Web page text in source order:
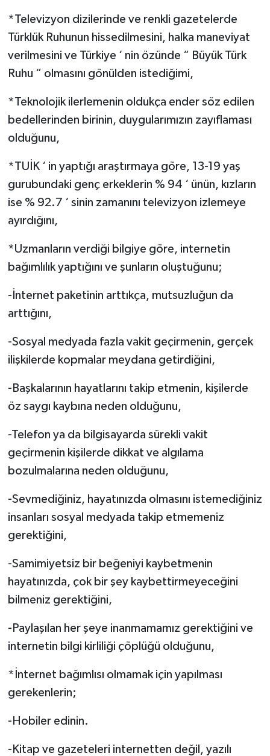
*Televizyon dizilerinde ve renkli gazetelerde
Türklük Ruhunun hissedilmesini, halka maneviyat
verilmesini ve Türkiye ‘ nin özünde “ Büyük Türk
Ruhu “ olmasını gönülden istediğimi,
*Teknolojik ilerlemenin oldukça ender söz edilen
bedellerinden birinin, duygularımızın zayıflaması
olduğunu,
*TUİK ‘ in yaptığı araştırmaya göre, 13-19 yaş
gurubundaki genç erkeklerin % 94 ‘ ünün, kızların
ise % 92.7 ‘ sinin zamanını televizyon izlemeye
ayırdığını,
*Uzmanların verdiği bilgiye göre, internetin
bağımlılık yaptığını ve şunların oluştuğunu;
-İnternet paketinin arttıkça, mutsuzluğun da
arttığını,
-Sosyal medyada fazla vakit geçirmenin, gerçek
ilişkilerde kopmalar meydana getirdiğini,
-Başkalarının hayatlarını takip etmenin, kişilerde
öz saygı kaybına neden olduğunu,
-Telefon ya da bilgisayarda sürekli vakit
geçirmenin kişilerde dikkat ve algılama
bozulmalarına neden olduğunu,
-Sevmediğiniz, hayatınızda olmasını istemediğiniz
insanları sosyal medyada takip etmemeniz
gerektiğini,
-Samimiyetsiz bir beğeniyi kaybetmenin
hayatınızda, çok bir şey kaybettirmeyeceğini
bilmeniz gerektiğini,
-Paylaşılan her şeye inanmamamız gerektiğini ve
internetin bilgi kirliliği çöplüğü olduğunu,
*İnternet bağımlısı olmamak için yapılması
gerekenlerin;
-Hobiler edinin.
-Kitap ve gazeteleri internetten değil, yazılı